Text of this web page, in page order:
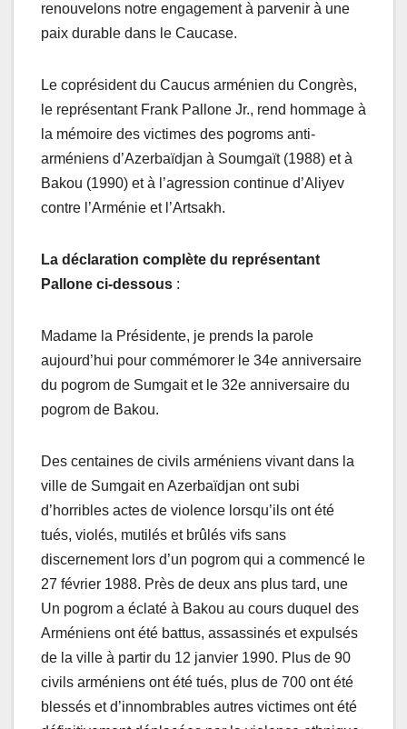
renouvelons notre engagement à parvenir à une
paix durable dans le Caucase.
Le coprésident du Caucus arménien du Congrès,
le représentant Frank Pallone Jr., rend hommage à
la mémoire des victimes des pogroms anti-
arméniens d’Azerbaïdjan à Soumgaït (1988) et à
Bakou (1990) et à l’agression continue d’Aliyev
contre l’Arménie et l’Artsakh.
La déclaration complète du représentant
Pallone ci-dessous :
Madame la Présidente, je prends la parole
aujourd’hui pour commémorer le 34e anniversaire
du pogrom de Sumgait et le 32e anniversaire du
pogrom de Bakou.
Des centaines de civils arméniens vivant dans la
ville de Sumgait en Azerbaïdjan ont subi
d’horribles actes de violence lorsqu’ils ont été
tués, violés, mutilés et brûlés vifs sans
discernement lors d’un pogrom qui a commencé le
27 février 1988. Près de deux ans plus tard, une
Un pogrom a éclaté à Bakou au cours duquel des
Arméniens ont été battus, assassinés et expulsés
de la ville à partir du 12 janvier 1990. Plus de 90
civils arméniens ont été tués, plus de 700 ont été
blessés et d’innombrables autres victimes ont été